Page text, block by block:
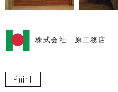
株式会社 原工務店
Point